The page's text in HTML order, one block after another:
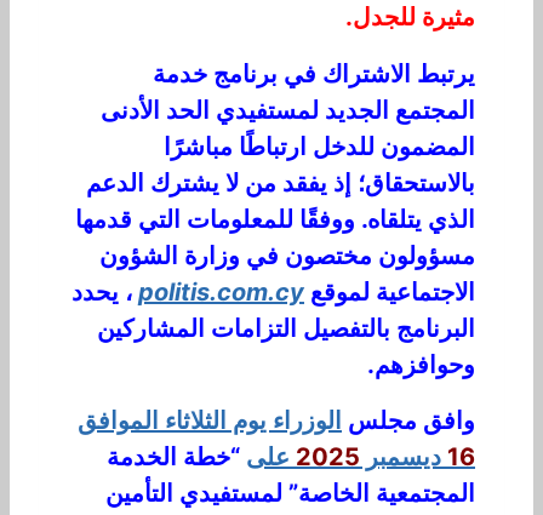
مثيرة للجدل.
يرتبط الاشتراك في برنامج خدمة
المجتمع الجديد لمستفيدي الحد الأدنى
المضمون للدخل ارتباطًا مباشرًا
بالاستحقاق؛ إذ يفقد من لا يشترك الدعم
الذي يتلقاه. ووفقًا للمعلومات التي قدمها
مسؤولون مختصون في وزارة الشؤون
الاجتماعية لموقع politis.com.cy ، يحدد
البرنامج بالتفصيل التزامات المشاركين
وحوافزهم.
وافق مجلس الوزراء يوم الثلاثاء الموافق
16 ديسمبر 2025 على “خطة الخدمة
المجتمعية الخاصة” لمستفيدي التأمين